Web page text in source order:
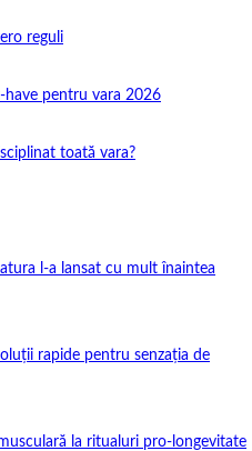
reguli
pentru vara 2026
toată vara?
l-a lansat cu mult înaintea
rapide pentru senzația de
la ritualuri pro‑longevitate